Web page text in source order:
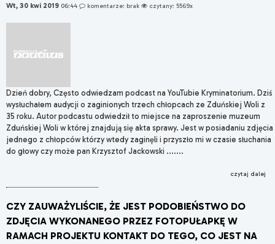
Wt, 30 kwi 2019 06:44 komentarze: brak czytany: 5569x
Dzień dobry, Często odwiedzam podcast na YouTubie Kryminatorium. Dziś
wysłuchałem audycji o zaginionych trzech chłopcach ze Zduńskiej Woli z
35 roku. Autor podcastu odwiedził to miejsce na zaproszenie muzeum
Zduńskiej Woli w której znajdują się akta sprawy. Jest w posiadaniu zdjęcia
jednego z chłopców którzy wtedy zaginęli i przyszło mi w czasie słuchania
do głowy czy może pan Krzysztof Jackowski .......
czytaj dalej
CZY ZAUWAŻYLIŚCIE, ŻE JEST PODOBIEŃSTWO DO
ZDJĘCIA WYKONANEGO PRZEZ FOTOPUŁAPKĘ W
RAMACH PROJEKTU KONTAKT DO TEGO, CO JEST NA